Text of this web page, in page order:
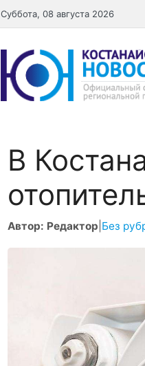
Суббота, 08 августа 2026
В
Автор: Редактор Без